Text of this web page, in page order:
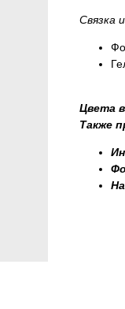
Связка
Цвета
Также